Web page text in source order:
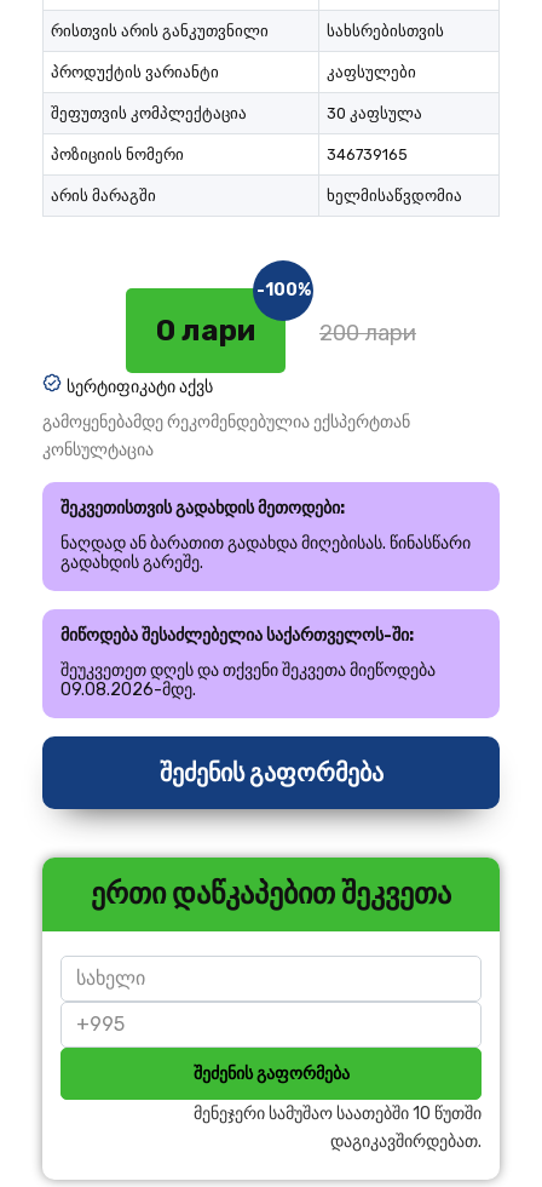
რისთვის არის განკუთვნილი სახსრებისთვის
პროდუქტის ვარიანტი კაფსულები
შეფუთვის კომპლექტაცია 30 კაფსულა
პოზიციის ნომერი 346739165
არის მარაგში ხელმისაწვდომია
0 лари
-100%
200 лари
სერტიფიკატი აქვს
გამოყენებამდე რეკომენდებულია ექსპერტთან
კონსულტაცია
შეკვეთისთვის გადახდის მეთოდები:
ნაღდად ან ბარათით გადახდა მიღებისას. წინასწარი
გადახდის გარეშე.
მიწოდება შესაძლებელია საქართველოს-ში:
შეუკვეთეთ დღეს და თქვენი შეკვეთა მიეწოდება
09.08.2026-მდე.
შეძენის გაფორმება
ერთი დაწკაპებით შეკვეთა
შეძენის გაფორმება
მენეჯერი სამუშაო საათებში 10 წუთში
დაგიკავშირდებათ.